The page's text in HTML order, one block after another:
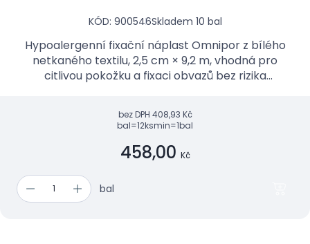
KÓD: 900546Skladem 10 bal
Hypoalergenní fixační náplast Omnipor z bílého
netkaného textilu, 2,5 cm × 9,2 m, vhodná pro
citlivou pokožku a fixaci obvazů bez rizika
bez DPH 408,93 Kč
bal=12ksmin=1bal
458,00 Kč
bal